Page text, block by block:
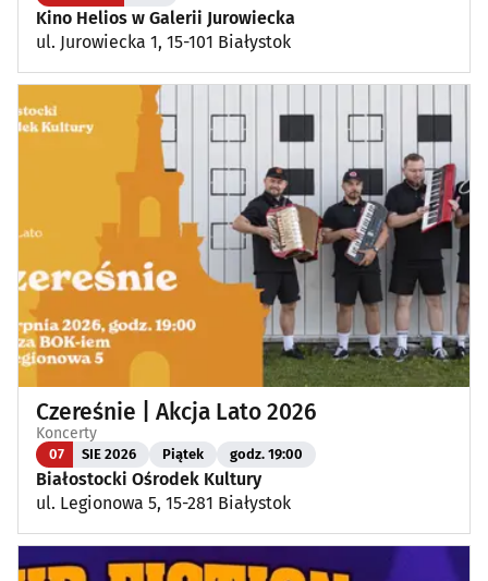
Plenerowe, festyny (13)
Dla dzieci
(8)
Wykłady, pokazy, imprezy okolicznościowe (13)
Poza Białymstokiem (1)
Kino Helios w Galerii Jurowiecka
ul. Jurowiecka 1, 15-101 Białystok
Czereśnie | Akcja Lato 2026
Koncerty
07 SIE 2026 Piątek godz. 19:00
Białostocki Ośrodek Kultury
ul. Legionowa 5, 15-281 Białystok